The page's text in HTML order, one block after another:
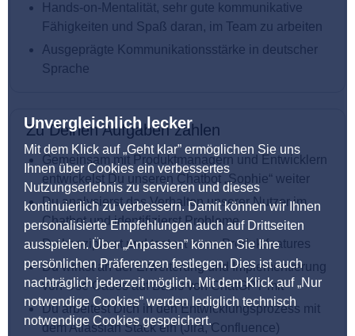
Unvergleichlich lecker
Mit dem Klick auf „Geht klar” ermöglichen Sie uns
Ihnen über Cookies ein verbessertes
Nutzungserlebnis zu servieren und dieses
kontinuierlich zu verbessern. Damit können wir Ihnen
personalisierte Empfehlungen auch auf Drittseiten
ausspielen. Über „Anpassen” können Sie Ihre
persönlichen Präferenzen festlegen. Dies ist auch
nachträglich jederzeit möglich. Mit dem Klick auf „Nur
notwendige Cookies” werden lediglich technisch
notwendige Cookies gespeichert.
Hands-on-Mentalität, sehr gute kommunikative
Fähigkeiten und Spaß daran, im Team zu arbeiten
Ausgeprägte Kommunikationsstärke in deutscher
Sprache
Zu Deinen Aufgaben zählen
Gemeinsam mit Produktmanagern und Entwicklern
entwickelst Du unseren Chatbot „Sophie“ weiter
Du analysierst das Verhalten unserer Nutzer im
Chatbot und identifizierst Probleme
Du konzipierst und testest neue Produktfeatures
Du wirkst an der Erweiterung und Implementierung
von Use Cases auf Basis von ChatGPT mit
Du arbeitest Dich in den Entwicklungsprozess mit
dem Atlassian Stack ein (Jira, Confluence)